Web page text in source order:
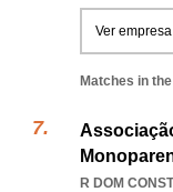
Ver empresa
Matches in
R DOM